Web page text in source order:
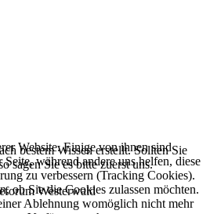
bestem Wissen erstellt. Sollten Sie
sagen Sie es bitte zuerst uns.
Westerwald
Website. Einige von ihnen sind
während andere uns helfen, diese
zu verbessern (Tracking Cookies).
ob Sie die Cookies zulassen möchten.
Ablehnung womöglich nicht mehr